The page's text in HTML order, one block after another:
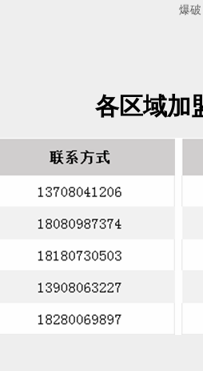
爆破
各区域加